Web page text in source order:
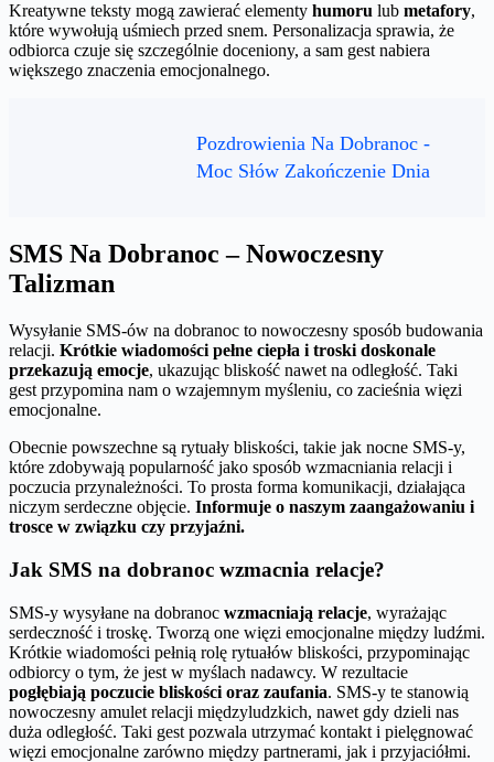
Kreatywne teksty mogą zawierać elementy humoru lub metafory,
które wywołują uśmiech przed snem. Personalizacja sprawia, że
odbiorca czuje się szczególnie doceniony, a sam gest nabiera
większego znaczenia emocjonalnego.
Pozdrowienia Na Dobranoc -
Moc Słów Zakończenie Dnia
SMS Na Dobranoc – Nowoczesny
Talizman
Wysyłanie SMS-ów na dobranoc to nowoczesny sposób budowania
relacji. Krótkie wiadomości pełne ciepła i troski doskonale
przekazują emocje, ukazując bliskość nawet na odległość. Taki
gest przypomina nam o wzajemnym myśleniu, co zacieśnia więzi
emocjonalne.
Obecnie powszechne są rytuały bliskości, takie jak nocne SMS-y,
które zdobywają popularność jako sposób wzmacniania relacji i
poczucia przynależności. To prosta forma komunikacji, działająca
niczym serdeczne objęcie. Informuje o naszym zaangażowaniu i
trosce w związku czy przyjaźni.
Jak SMS na dobranoc wzmacnia relacje?
SMS-y wysyłane na dobranoc wzmacniają relacje, wyrażając
serdeczność i troskę. Tworzą one więzi emocjonalne między ludźmi.
Krótkie wiadomości pełnią rolę rytuałów bliskości, przypominając
odbiorcy o tym, że jest w myślach nadawcy. W rezultacie
pogłębiają poczucie bliskości oraz zaufania. SMS-y te stanowią
nowoczesny amulet relacji międzyludzkich, nawet gdy dzieli nas
duża odległość. Taki gest pozwala utrzymać kontakt i pielęgnować
więzi emocjonalne zarówno między partnerami, jak i przyjaciółmi.